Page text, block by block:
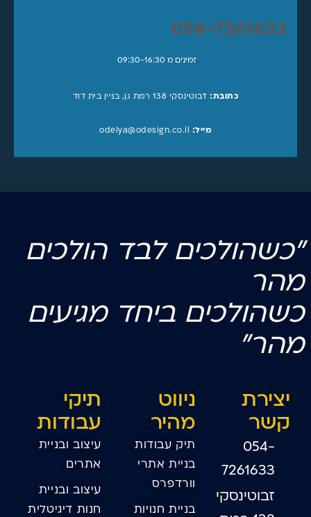
054-7261633
זמינים מ 09:30-16:30
כתובת: ז'בוטינסקי 138 רמת גן, בניין בית דוד
מייל: odelya@odesign.co.il
"כשהולכים לבד הולכים
מהר
כשהולכים ביחדמגיעים
מהר"
יצירת
קשר
054-
7261633
זבוטינסקי
ניווט
מהיר
תיק עבודות
בניית אתרי
וורדפרס
בניית חנויות
תיקי
עבודות
עיצוב ובניית
אתרים
עיצוב ובניית
חנות דיגיטלית